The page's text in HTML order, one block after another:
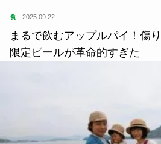
食 2025.09.22
まるで飲むアップルパイ！傷
限定ビールが革命的すぎた